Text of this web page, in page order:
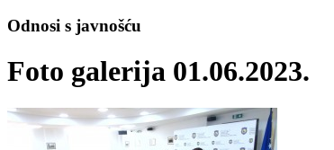
Odnosi s javnošću
Foto galerija 01.06.2023.